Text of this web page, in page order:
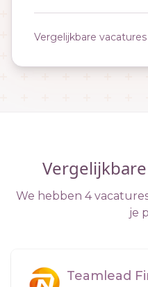
Vergelijkbare vacatures
We hebben 4
je
Teamlead